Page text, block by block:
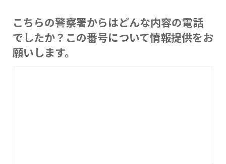
こちらの警察署からはどんな内容の電話
でしたか？この番号について情報提供をお
願いします。